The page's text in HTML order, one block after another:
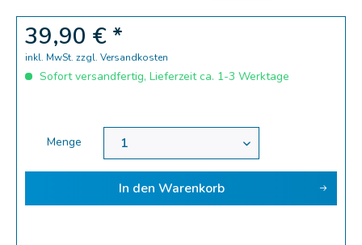
39,90 € *
inkl. MwSt. zzgl. Versandkosten
Sofort versandfertig, Lieferzeit ca. 1-3 Werktage
Menge
In den Warenkorb